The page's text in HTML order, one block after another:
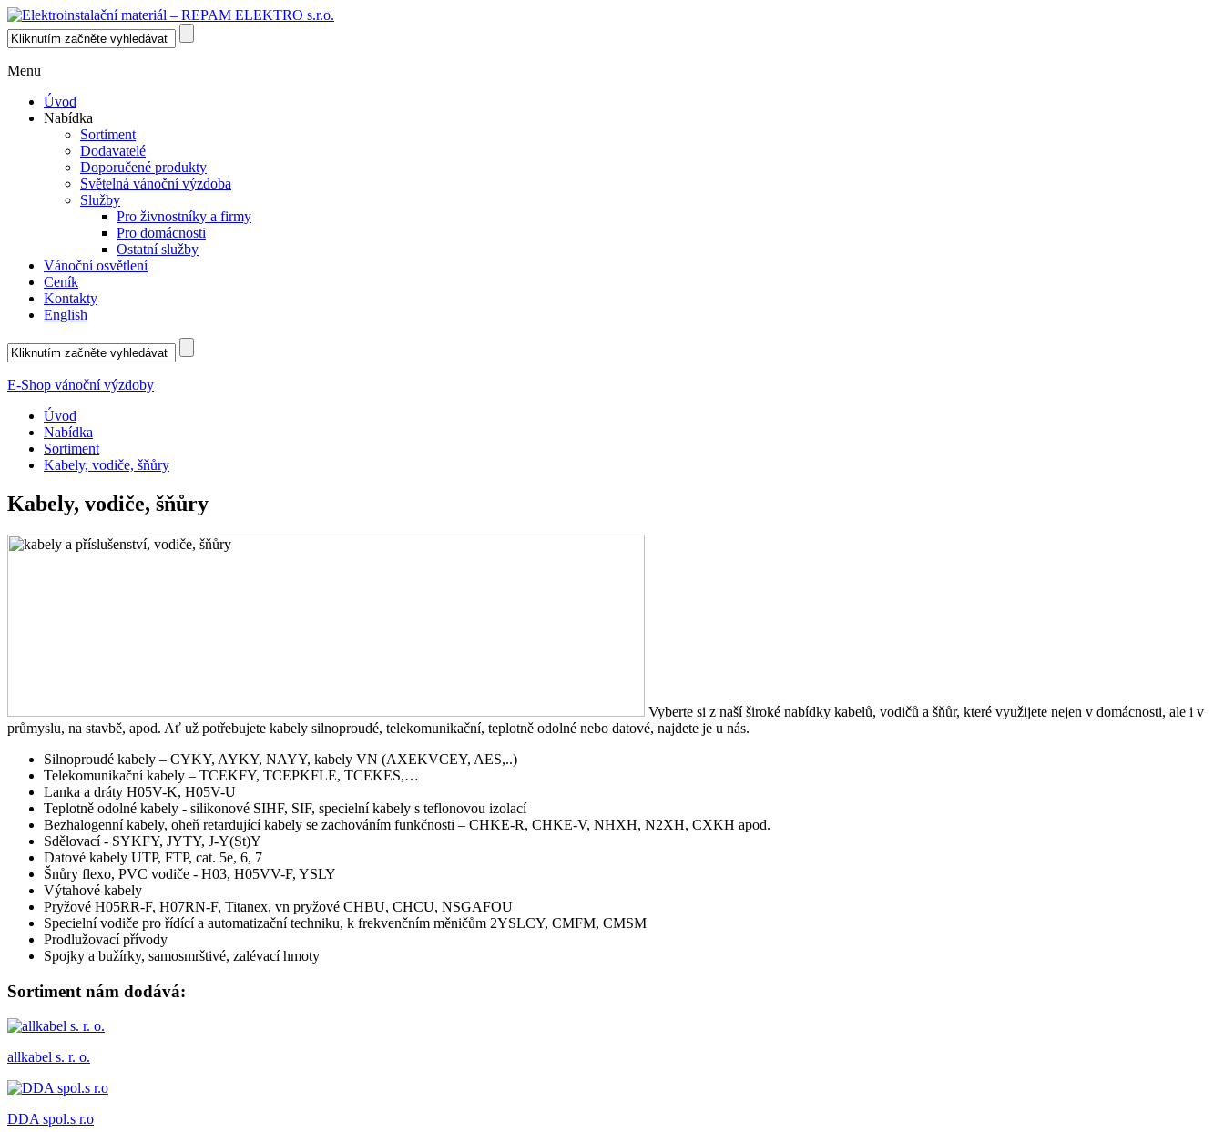
Menu
Úvod
Nabídka
Sortiment
Dodavatelé
Doporučené produkty
Světelná vánoční výzdoba
Služby
Pro živnostníky a firmy
Pro domácnosti
Ostatní služby
Vánoční osvětlení
Ceník
Kontakty
English
E-Shop vánoční výzdoby
Úvod
Nabídka
Sortiment
Kabely, vodiče, šňůry
Kabely, vodiče, šňůry
Vyberte si z naší široké nabídky kabelů, vodičů a šňůr, které využijete nejen v domácnosti, ale i v
průmyslu, na stavbě, apod. Ať už potřebujete kabely silnoproudé, telekomunikační, teplotně odolné nebo datové, najdete je u nás.
Silnoproudé kabely – CYKY, AYKY, NAYY, kabely VN (AXEKVCEY, AES,..)
Telekomunikační kabely – TCEKFY, TCEPKFLE, TCEKES,…
Lanka a dráty H05V-K, H05V-U
Teplotně odolné kabely - silikonové SIHF, SIF, specielní kabely s teflonovou izolací
Bezhalogenní kabely, oheň retardující kabely se zachováním funkčnosti – CHKE-R, CHKE-V, NHXH, N2XH, CXKH apod.
Sdělovací - SYKFY, JYTY, J-Y(St)Y
Datové kabely UTP, FTP, cat. 5e, 6, 7
Šnůry flexo, PVC vodiče - H03, H05VV-F, YSLY
Výtahové kabely
Pryžové H05RR-F, H07RN-F, Titanex, vn pryžové CHBU, CHCU, NSGAFOU
Specielní vodiče pro řídící a automatizační techniku, k frekvenčním měničům 2YSLCY, CMFM, CMSM
Prodlužovací přívody
Spojky a bužírky, samosmrštivé, zalévací hmoty
Sortiment nám dodává:
allkabel s. r. o.
DDA spol.s r.o